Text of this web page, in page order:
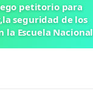
petitorio para
seguridad de los
la Escuela Nacional